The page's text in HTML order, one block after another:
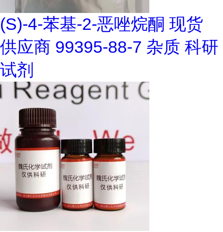
(S)-4-苯基-2-恶唑烷酮 现货
供应商 99395-88-7 杂质 科研
试剂